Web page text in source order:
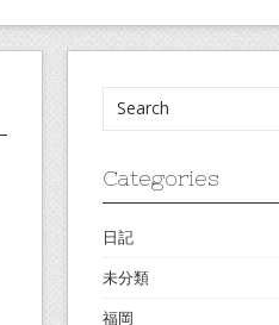
Categories
日記
未分類
福岡